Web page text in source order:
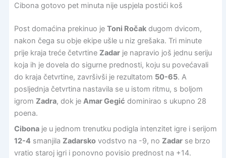
Cibona gotovo pet minuta nije uspjela postići koš
Post domaćina prekinuo je Toni Ročakdugom dvicom,
nakon čega su obje ekipe ušle u niz grešaka. Tri minute
prije kraja treće četvrtine Zadarje napravio još jednu seriju
koja ih je dovela do sigurne prednosti, koju su povećavali
do kraja četvrtine, završivši je rezultatom 50-65. A
posljednja četvrtina nastavila se u istom ritmu, s boljom
igrom Zadra, dok je Amar Gegić dominirao s ukupno 28
poena.
Cibonaje u jednom trenutku podigla intenzitet igre i serijom
12-4smanjila Zadarskovodstvo na -9, no Zadarse brzo
vratio staroj igri i ponovno povisio prednost na +14.